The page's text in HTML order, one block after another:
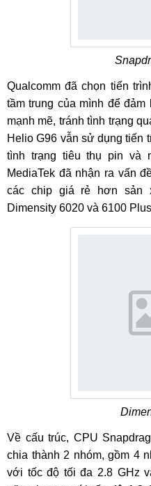
Qualcomm đã chọn tiến
tầm trung của mình để
mạnh mẽ, tránh tình trạng
Helio G96 vẫn sử dụng tiến
tình trạng tiêu thụ pin và
MediaTek đã nhận ra vấn
các chip giá rẻ hơn sản
Dimensity 6020 và 6100
Về cấu trúc, CPU
chia thành 2 nhóm, gồm 4
với tốc độ tối đa 2.8 GHz